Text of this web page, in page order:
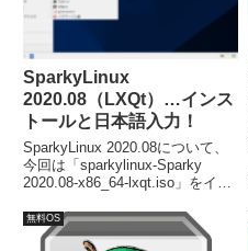
SparkyLinux
2020.08（LXQt）…インス
トールと日本語入力！
SparkyLinux 2020.08について、
今回は「sparkylinux-Sparky
2020.08-x86_64-lxqt.iso」をイン
も特に問題なく簡単に終了すると
思います。
無料OS